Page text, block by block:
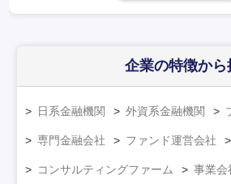
企業の特徴から
日系金融機関 外資系金融機関
専門金融会社 ファンド運営会社
コンサルティングファーム 事業会